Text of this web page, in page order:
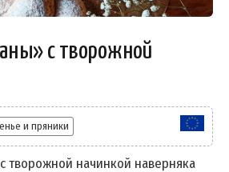
с творожной
и пряники
творожной начинкой наверняка